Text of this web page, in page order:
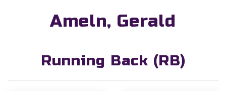
Ameln, Gerald
Running Back (RB)